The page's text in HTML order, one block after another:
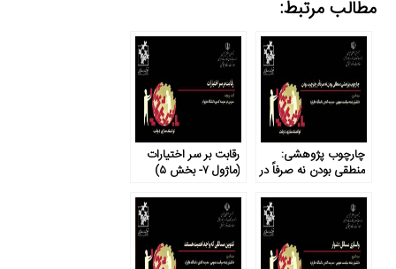
مطالب مرتبط:
چارچوب پژوهشی:
منطقی بودن نه صرفاً در
بخش ۲)
رقابت بر سر اختیارات
(ماژول ۷- بخش ۵)